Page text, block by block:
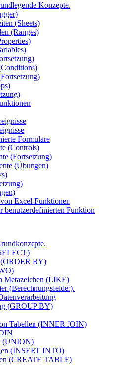
Konzepte.
(Sheets)
(Ranges)
Formulare
(Controls)
(Fortsetzung)
(Übungen)
Excel-Funktionen
benutzerdefinierten Funktion
(ORDER BY)
Metazeichen (LIKE)
(Berechnungsfelder).
(GROUP BY)
Tabellen (INNER JOIN)
(UNION)
(INSERT INTO)
(CREATE TABLE)